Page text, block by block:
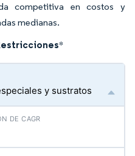
competitiva en costos y
medianas.
*
y sustratos